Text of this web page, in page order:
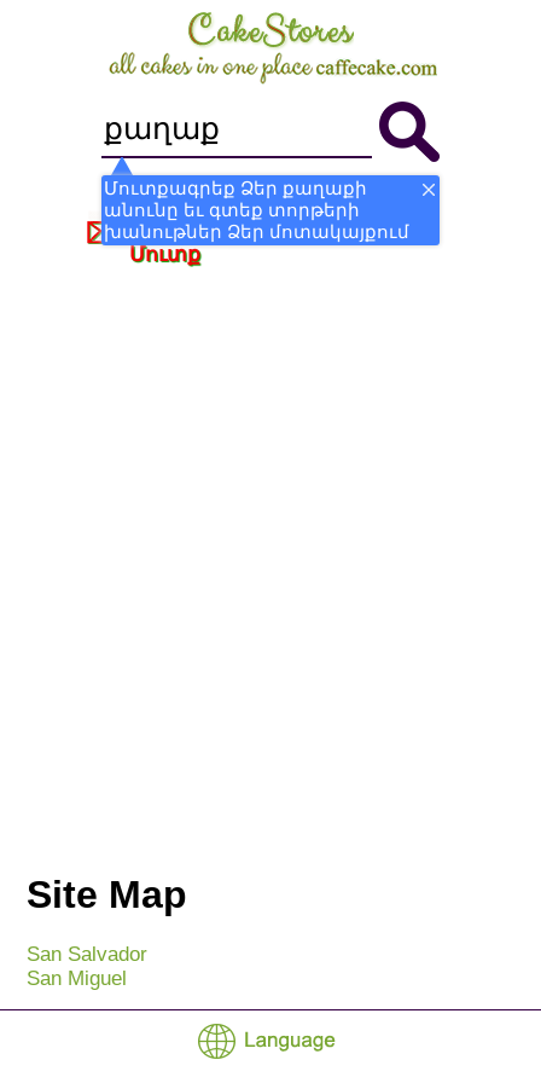
Մուտքագրեք Ձեր քաղաքի
անունը եւ գտեք տորթերի
խանութներ Ձեր մոտակայքում
Դառնալ Խանութ Գրանցվել
Մուտք
Site Map
San Salvador
San Miguel